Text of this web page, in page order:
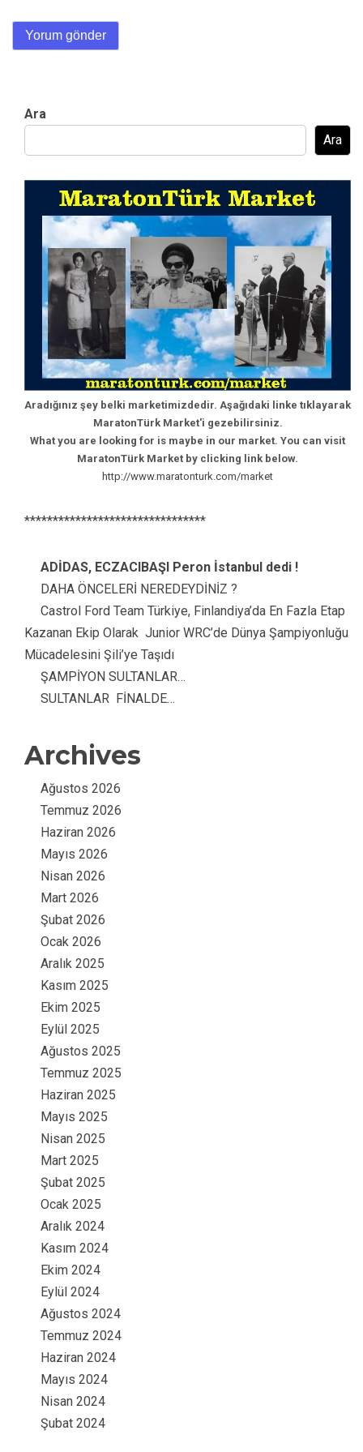
Ara
Ara
Aradığınız şey belki marketimizdedir. Aşağıdaki linke tıklayarak
MaratonTürk Market'i gezebilirsiniz.
What you are looking for is maybe in our market. You can visit
MaratonTürk Market by clicking link below.
http://www.maratonturk.com/market
********************************
ADİDAS, ECZACIBAŞI Peron İstanbul dedi !
DAHA ÖNCELERİ NEREDEYDİNİZ ?
Castrol Ford Team Türkiye, Finlandiya’da En Fazla Etap
Kazanan Ekip Olarak Junior WRC’de Dünya Şampiyonluğu
Mücadelesini Şili’ye Taşıdı
ŞAMPİYON SULTANLAR…
SULTANLAR FİNALDE…
Archives
Ağustos 2026
Temmuz 2026
Haziran 2026
Mayıs 2026
Nisan 2026
Mart 2026
Şubat 2026
Ocak 2026
Aralık 2025
Kasım 2025
Ekim 2025
Eylül 2025
Ağustos 2025
Temmuz 2025
Haziran 2025
Mayıs 2025
Nisan 2025
Mart 2025
Şubat 2025
Ocak 2025
Aralık 2024
Kasım 2024
Ekim 2024
Eylül 2024
Ağustos 2024
Temmuz 2024
Haziran 2024
Mayıs 2024
Nisan 2024
Şubat 2024